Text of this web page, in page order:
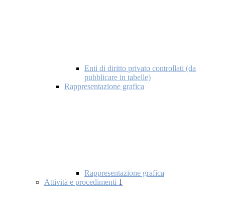
Enti di diritto privato controllati (da
pubblicare in tabelle)
Rappresentazione grafica
Rappresentazione grafica
Attività e procedimenti 1